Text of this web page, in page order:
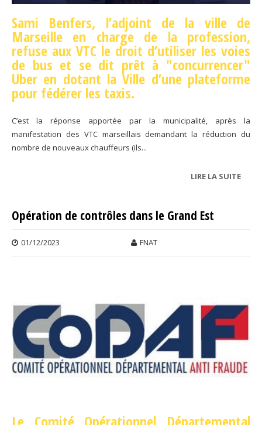
Sami Benfers, l’adjoint de la ville de
Marseille en charge de la profession,
refuse aux VTC le droit d’utiliser les voies
de bus et se dit prêt à "concurrencer"
Uber en dotant la Ville d’une plateforme
pour fédérer les taxis.
C’est la réponse apportée par la municipalité, après la
manifestation des VTC marseillais demandant la réduction du
nombre de nouveaux chauffeurs (ils...
LIRE LA SUITEDE
POUR
Opération de contrôles dans le Grand Est
01/12/2023 FNAT
Le Comité Opérationnel Départemental